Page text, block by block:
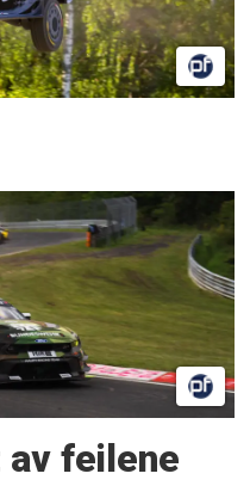
feilene